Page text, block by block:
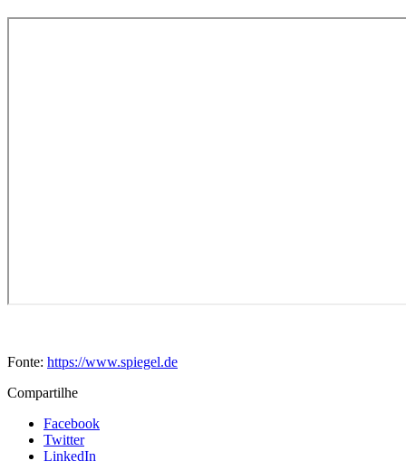
Fonte: https://www.spiegel.de
Compartilhe
Facebook
Twitter
LinkedIn